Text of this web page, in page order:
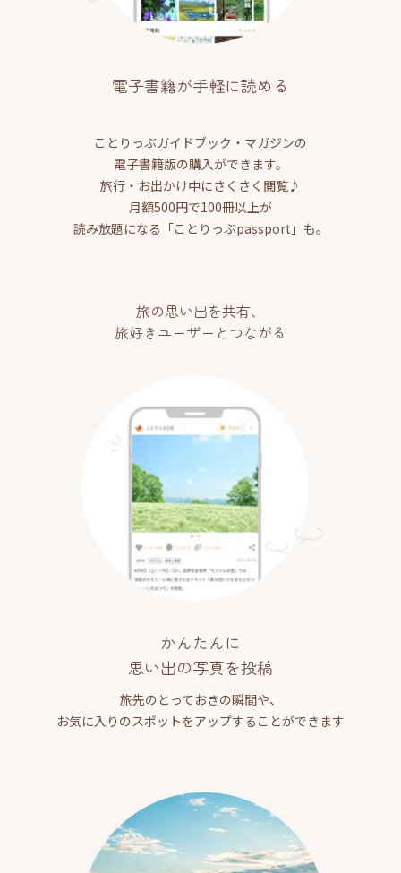
電子書籍が手軽に読める
ことりっぷガイドブック・マガジンの
電子書籍版の購入ができます。
旅行・お出かけ中にさくさく閲覧♪
月額500円で100冊以上が
読み放題になる「ことりっぷpassport」も。
旅の思い出を共有、
旅好きユーザーとつながる
かんたんに
思い出の写真を投稿
旅先のとっておきの瞬間や、
お気に入りのスポットをアップすることができます